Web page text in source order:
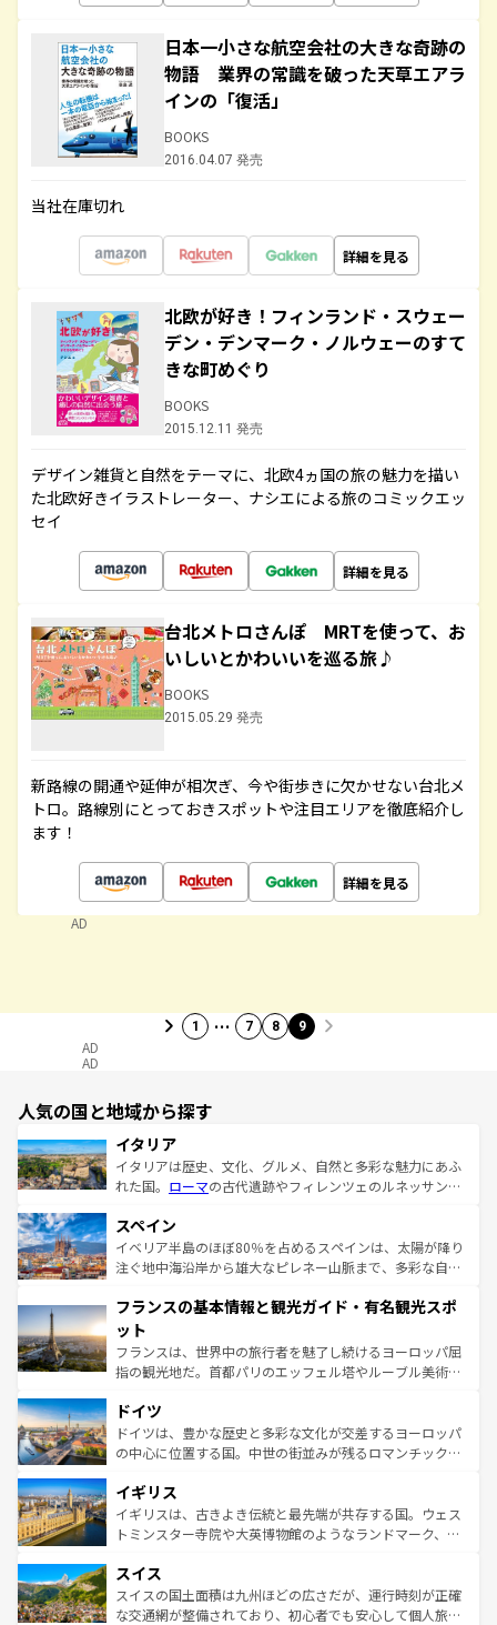
日本一小さな航空会社の大きな奇跡の
物語 業界の常識を破った天草エアラ
インの「復活」
BOOKS
2016.04.07 発売
当社在庫切れ
詳細を見る
北欧が好き！フィンランド・スウェー
デン・デンマーク・ノルウェーのすて
きな町めぐり
BOOKS
2015.12.11 発売
デザイン雑貨と自然をテーマに、北欧4ヵ国の旅の魅力を描い
た北欧好きイラストレーター、ナシエによる旅のコミックエッ
セイ
詳細を見る
台北メトロさんぽ MRTを使って、お
いしいとかわいいを巡る旅♪
BOOKS
2015.05.29 発売
新路線の開通や延伸が相次ぎ、今や街歩きに欠かせない台北メ
トロ。路線別にとっておきスポットや注目エリアを徹底紹介し
ます！
詳細を見る
AD
1 … 7 8 9
AD
AD
人気の国と地域から探す
イタリア
イタリアは歴史、文化、グルメ、自然と多彩な魅力にあふ
れた国。 ローマの古代遺跡やフィレンツェのルネッサンス
ろん、トスカーナの美しい田園風景やアマルフィ海岸の絶
景など、自然景観も見逃せない。観光の合間には、本場の
ピザやパスタなど、絶品のイタリア料理を堪能することも
ませてくれるイタリアで、忘れられない旅をしてみよう！
なお、新着のイタリア情報は
しい。
スペイン
イベリア半島のほぼ80％を占めるスペインは、太陽が降り
注ぐ地中海沿岸から雄大なピレネー山脈まで、多彩な自然
文化が根付くこの国では、情熱的なフラメンコ、熱気あふ
れる闘牛、そして美味しいタパスが生活の一部となってい
る。首都マドリードの洗練された雰囲気や、バルセロナの
アートに溢れた街角から、地方では古代ローマ遺跡や中世
せる。地方によって風土や気候が異なるスペインはその個
性で訪れる人を魅了する。 なお、新着のスペイン情報は コ
ンテンツ一覧を参照してほしい。
フランスの基本情報と観光ガイド・有名観光スポ
ット
フランスは、世界中の旅行者を魅了し続けるヨーロッパ屈
指の観光地だ。首都パリのエッフェル塔やルーブル美術館
で、幅広い魅力が詰まっている。華麗な宮殿、歴史的な大
聖堂、美しいビーチ、そして豊かな自然が、訪れる者を心
から魅了する。また、フランスは美食の国としても知ら
いる。シャンパンの発祥地であるランス、プロヴァンスの
香り高いラベンダー畑など、多彩な楽しみ方が可能だ。さ
らに、パリ以外の地域にも魅力が溢れており、どの街角に
れる地方に足を運ぶとそれぞれで全く異なる文化を体験で
きるだろう。 なお、新着のフランス情報はコンテンツ一覧
を参照してほしい。
ドイツ
ドイツは、豊かな歴史と多彩な文化が交差するヨーロッパ
の中心に位置する国。中世の街並みが残るロマンチック街
顔を持つこの国は、どこを歩いても飽きることがない。ベ
ルリンの文化的活気、バイエルン州のアルプスの絶景、そ
してライン川沿いのワイン畑といった風景は必見。ビール
は、お酒好きな人にはぜひ体験してほしい。 なお、新着の
ドイツ情報はコンテンツ一覧を参照してほしい。
イギリス
イギリスは、古きよき伝統と最先端が共存する国。ウェス
トミンスター寺院や大英博物館のようなランドマーク、歴
リアごとに異なる魅力がある。また、優雅なアフタヌーン
ティー、ビール好きにはたまらない英国パブ、サッカー観
戦など、本場だからこそできる体験も豊富。イギリスを旅
スイス
スイスの国土面積は九州ほどの広さだが、運行時刻が正確
な交通網が整備されており、初心者でも安心して個人旅行